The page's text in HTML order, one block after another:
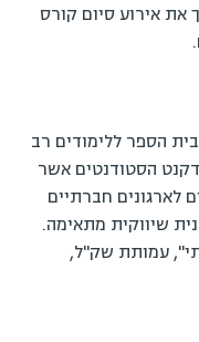
אירוע סיום קורס
הספר ללימודים רב
הסטודנטים אשר
לארגונים חברתיים
שיווקית מתאימה.
עמותת שק"ל,